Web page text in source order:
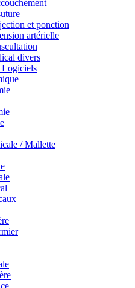
et ponction
artérielle
divers
Logiciels
/ Mallette